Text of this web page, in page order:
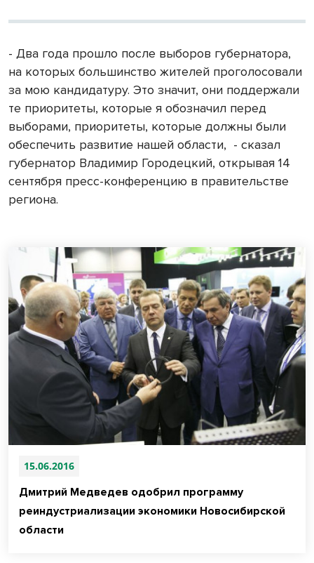
- Два года прошло после выборов губернатора,
на которых большинство жителей проголосовали
за мою кандидатуру. Это значит, они поддержали
те приоритеты, которые я обозначил перед
выборами, приоритеты, которые должны были
обеспечить развитие нашей области, - сказал
губернатор Владимир Городецкий, открывая 14
сентября пресс-конференцию в правительстве
региона.
15.06.2016
Дмитрий Медведев одобрил программу
реиндустриализации экономики Новосибирской
области